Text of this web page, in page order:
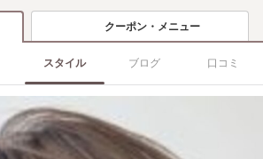
クーポン・メニュー
スタイル ブログ 口コミ